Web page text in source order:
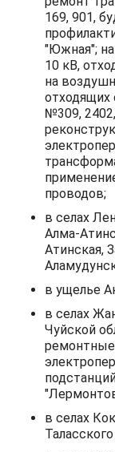
169, 901,
"Южная";
10 кВ,
на
отходящих
№309,
проводов;
в селах
Алма-
Атинская,
в ущелье
в селах
Чуйской
в селах